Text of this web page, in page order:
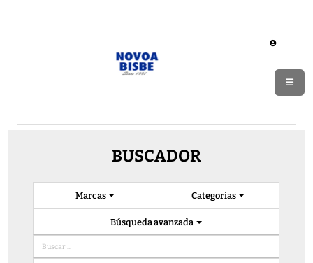
BUSCADOR
Categorias
Marcas
Búsqueda avanzada